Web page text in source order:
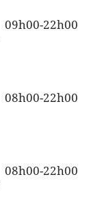
09h00-22h00
08h00-22h00
08h00-22h00